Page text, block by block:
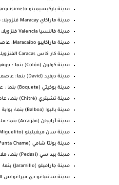
مدينة باركيسيميتو Barquisimeto فنزويلا: عاصمة المو...
مدينة ماراكاي Maracay فنزويلا: مدينة الحدائق ومعقل...
مدينة فالنسيا Valencia فنزويلا: القلب الصناعي ومدي...
مدينة ماراكايبو Maracaibo: عاصمة النفط والضوء في ف...
مدينة كاراكاس Caracas الفنزويلية: عاصمة التناقضات ...
مدينة كولون (Colón) بنما : جوهرة الكاريبي وبوابة ا...
مدينة ديفيد (David) بنما: عاصمة الغرب البنمي وسلة ...
مدينة بوكيتي (Boquete) بنما : عاصمة البن الفاخر و...
مدينة تشيتري (Chitré) بنما: عاصمة التقاليد والجمال...
مدينة بالبوا (Balboa) بنما: بوابة المحيط الهادئ وق...
مدينة أرايجان (Arraiján) بنما: ملتقى الطرق وبوابة ...
مدينة سان ميغيليتو (San Miguelito): قلب بنما الناب...
مدينة بونتا شامي (Punta Chame) بنما: لسان الفيروز...
مدبنة بيداسي (Pedasí) بنما: ملاذ الهدوء وجنة المحي...
مدينة جاراميلو (Jaramillo) بنما: جنة المرتفعات ومو...
مدينة سانتياغو دي فيراغواس